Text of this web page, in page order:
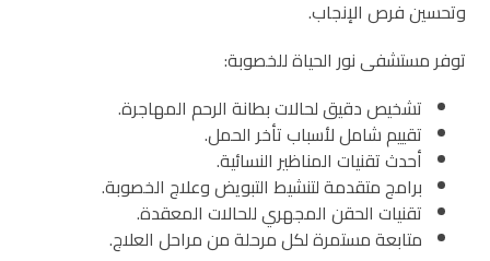
وتحسين فرص الإنجاب.
توفر مستشفى نور الحياة للخصوبة:
تشخيص دقيق لحالات بطانة الرحم المهاجرة.
تقييم شامل لأسباب تأخر الحمل.
أحدث تقنيات المناظير النسائية.
برامج متقدمة لتنشيط التبويض وعلاج الخصوبة.
تقنيات الحقن المجهري للحالات المعقدة.
متابعة مستمرة لكل مرحلة من مراحل العلاج.